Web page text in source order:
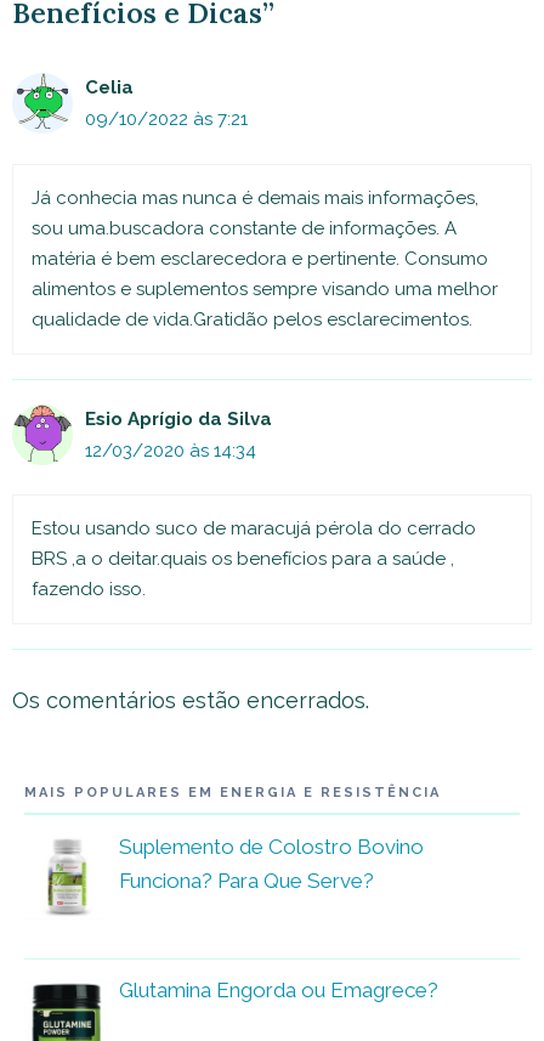
Benefícios e Dicas”
Celia
09/10/2022 às 7:21
Já conhecia mas nunca é demais mais informações,
sou uma.buscadora constante de informações. A
matéria é bem esclarecedora e pertinente. Consumo
alimentos e suplementos sempre visando uma melhor
qualidade de vida.Gratidão pelos esclarecimentos.
Esio Aprígio da Silva
12/03/2020 às 14:34
Estou usando suco de maracujá pérola do cerrado
BRS ,a o deitar.quais os benefícios para a saúde ,
fazendo isso.
Os comentários estão encerrados.
MAIS POPULARES EM ENERGIA E RESISTÊNCIA
Suplemento de Colostro Bovino
Funciona? Para Que Serve?
Glutamina Engorda ou Emagrece?